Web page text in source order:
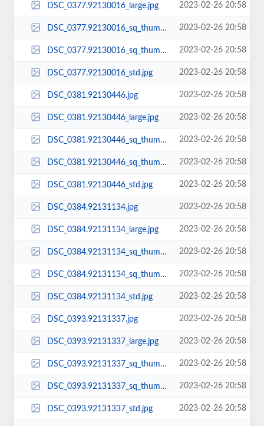
DSC_0377.92130016_large.jpg 2023-02-26 20:58
DSC_0377.92130016_sq_thumb_m.jpg 2023-02-26 20:58
DSC_0377.92130016_sq_thumb_s.jpg 2023-02-26 20:58
DSC_0377.92130016_std.jpg 2023-02-26 20:58
DSC_0381.92130446.jpg 2023-02-26 20:58
DSC_0381.92130446_large.jpg 2023-02-26 20:58
DSC_0381.92130446_sq_thumb_m.jpg 2023-02-26 20:58
DSC_0381.92130446_sq_thumb_s.jpg 2023-02-26 20:58
DSC_0381.92130446_std.jpg 2023-02-26 20:58
DSC_0384.92131134.jpg 2023-02-26 20:58
DSC_0384.92131134_large.jpg 2023-02-26 20:58
DSC_0384.92131134_sq_thumb_m.jpg 2023-02-26 20:58
DSC_0384.92131134_sq_thumb_s.jpg 2023-02-26 20:58
DSC_0384.92131134_std.jpg 2023-02-26 20:58
DSC_0393.92131337.jpg 2023-02-26 20:58
DSC_0393.92131337_large.jpg 2023-02-26 20:58
DSC_0393.92131337_sq_thumb_m.jpg 2023-02-26 20:58
DSC_0393.92131337_sq_thumb_s.jpg 2023-02-26 20:58
DSC_0393.92131337_std.jpg 2023-02-26 20:58